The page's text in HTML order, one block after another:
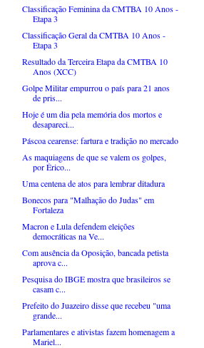
Classificação Feminina da CMTBA 10 Anos -
Etapa 3
Classificação Geral da CMTBA 10 Anos -
Etapa 3
Resultado da Terceira Etapa da CMTBA 10
Anos (XCC)
Golpe Militar empurrou o país para 21 anos
de pris...
Hoje é um dia pela memória dos mortos e
desapareci...
Páscoa cearense: fartura e tradição no mercado
As maquiagens de que se valem os golpes,
por Érico...
Uma centena de atos para lembrar ditadura
Bonecos para "Malhação do Judas" em
Fortaleza
Macron e Lula defendem eleições
democráticas na Ve...
Com ausência da Oposição, bancada petista
aprova c...
Pesquisa do IBGE mostra que brasileiros se
casam c...
Prefeito do Juazeiro disse que recebeu "uma
grande...
Parlamentares e ativistas fazem homenagem a
Mariel...